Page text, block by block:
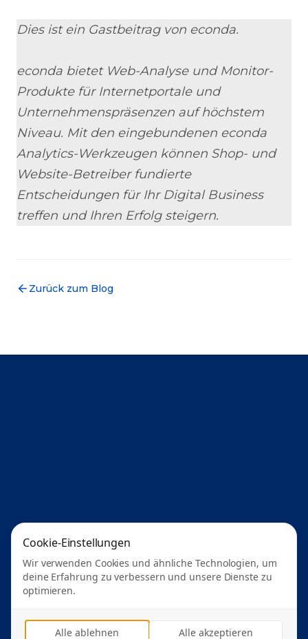
Dies ist ein Gastbeitrag von econda.
econda bietet Web-Analyse und Monitor-
Produkte für Internetportale und
Unternehmenspräsenzen auf höchstem
Niveau. Mit den eingebundenen econda
Analytics-Werkzeugen können Shop- und
Website-Betreiber fundierte
Entscheidungen für Ihr Digital Business
treffen und Ihren Erfolg steigern.
Zurück zum Blog
Cookie-Einstellungen
Wir verwenden Cookies und ähnliche Technologien, um
deine Erfahrung zu verbessern und unsere Dienste zu
optimieren.
Alle ablehnen Alle akzeptieren